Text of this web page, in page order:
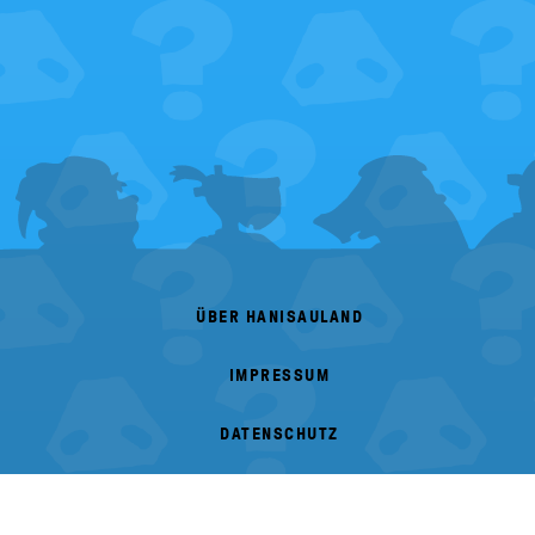
FOOTER
MENU
ÜBER HANISAULAND
IMPRESSUM
DATENSCHUTZ